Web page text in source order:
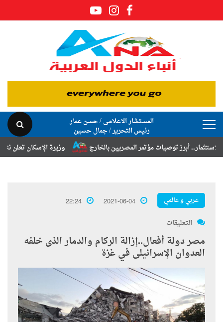
المستشار الاعلامى / حسن عمار
رئيس التحرير / جمال حسين
وزيرة الإسكان تعلن نتائج قرعة تخصيص
مؤتمر المصريين بالخارج
عربي و عالمي 2021-06-04
22:24
التعليقات
مصر دولة أفعال..إزالة الركام والدمار الذى خلفه
العدوان الإسرائيلى في غزة